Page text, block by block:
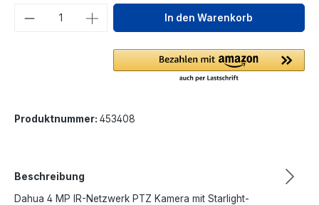
Produkt Anzahl: Gib denIn den Warenkorb
Produktnummer: 453408
Beschreibung
Dahua 4 MP IR-Netzwerk PTZ Kamera mit Starlight-